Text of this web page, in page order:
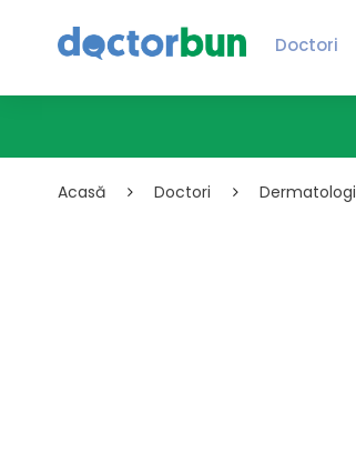
Doctori
Acasă Doctori Dermatologi